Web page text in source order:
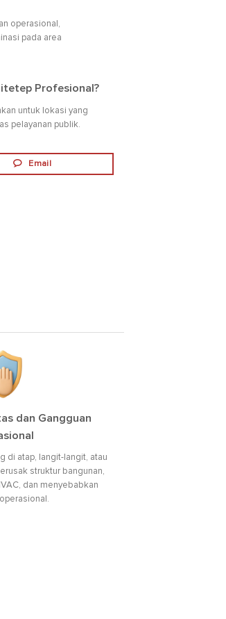
operasional,
pada area
Profesional?
untuk lokasi yang
pelayanan publik.
Email
dan Gangguan
di atap, langit-langit, atau
struktur bangunan,
dan menyebabkan